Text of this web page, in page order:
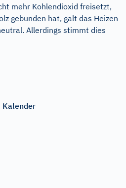
mehr Kohlendioxid freisetzt,
gebunden hat, galt das Heizen
Allerdings stimmt dies
Kalender